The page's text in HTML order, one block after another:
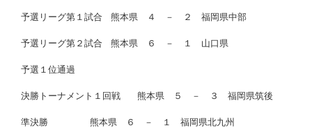
予選リーグ第１試合 熊本県 ４ － ２ 福岡県中部
予選リーグ第２試合 熊本県 ６ － １ 山口県
予選１位通過
決勝トーナメント１回戦 熊本県 ５ － ３ 福岡県筑後
準決勝 熊本県 ６ － １ 福岡県北九州